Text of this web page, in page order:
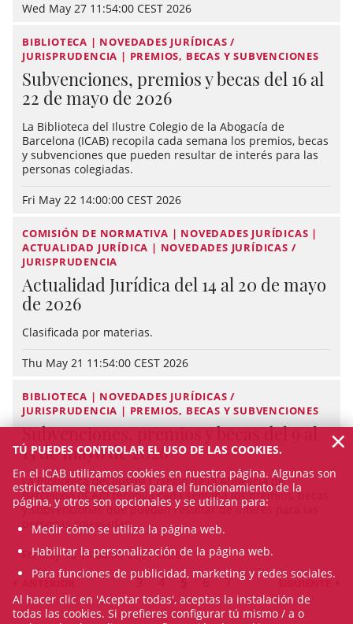
Wed May 27 11:54:00 CEST 2026
BIBLIOTECA | NOVEDADES JURÍDICAS /
JURISPRUDENCIA | PREMIOS, BECAS Y SUBVENCIONES
Subvenciones, premios y becas del 16 al
22 de mayo de 2026
La Biblioteca del Ilustre Colegio de la Abogacía de
Barcelona (ICAB) recopila cada semana los premios, becas
y subvenciones que pueden resultar de interés para las
personas colegiadas.
Fri May 22 14:00:00 CEST 2026
COMISIÓN DE NORMATIVA | NOVEDADES JURÍDICAS |
ACTUALIDAD JURÍDICA | NOVEDADES JURÍDICAS /
JURISPRUDENCIA
Actualidad Jurídica del 14 al 20 de mayo
de 2026
Clasificada por materias.
Thu May 21 11:54:00 CEST 2026
BIBLIOTECA | NOVEDADES JURÍDICAS /
JURISPRUDENCIA | PREMIOS, BECAS Y SUBVENCIONES
Subvenciones, premios y becas del 9 al
15 de mayo de 2026
La Biblioteca del Ilustre Colegio de la Abogacía de
Barcelona (ICAB) recopila cada semana los premios, becas
y subvenciones que pueden resultar de interés para las
personas colegiadas.
Fri May 15 14:00:00 CEST 2026
3 4 5 6 7
TÚ PUEDES CONTROLAR EL USO DE LAS COOKIES.
En el ICAB utilizamos cookies en nuestra página. Algunas son
estrictamente necesarias para el funcionamiento de la
página, y otros son opcionales y se utilizan para:
Medir cómo se utiliza la página web.
Habilitar la personalización de la página web.
Para funciones de publicidad, marketing y redes sociales.
Al hacer clic en 'Aceptar todas', aceptas la instalación de
todas las cookies. Si prefieres configurar tú mismo / a o
×